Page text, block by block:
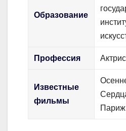
Образование
Профессия
Известные
фильмы